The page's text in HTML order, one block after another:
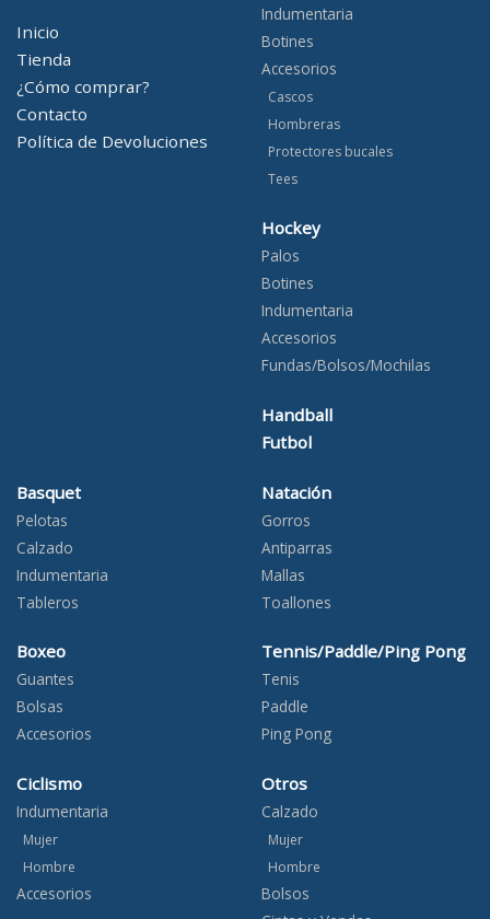
Inicio
Tienda
¿Cómo comprar?
Contacto
Política de Devoluciones
Indumentaria
Botines
Accesorios
Cascos
Hombreras
Protectores bucales
Tees
Hockey
Palos
Botines
Indumentaria
Accesorios
Fundas/Bolsos/Mochilas
Handball
Futbol
Basquet
Pelotas
Calzado
Indumentaria
Tableros
Boxeo
Guantes
Bolsas
Accesorios
Ciclismo
Indumentaria
Mujer
Hombre
Accesorios
Natación
Gorros
Antiparras
Mallas
Toallones
Tennis/Paddle/Ping Pong
Tenis
Paddle
Ping Pong
Otros
Calzado
Mujer
Hombre
Bolsos